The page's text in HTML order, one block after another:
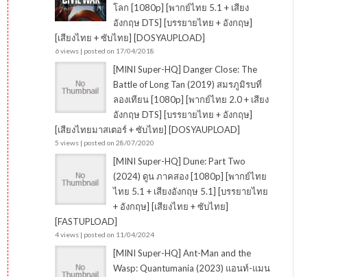
โลก [1080p] [พากย์ไทย 5.1 + เสียง
อังกฤษ DTS] [บรรยายไทย + อังกฤษ]
[เสียงไทย + ซับไทย] [DOSYAUPLOAD]
6 views| posted on 17/04/2018
[MINI Super-HQ] Danger Close: The
Battle of Long Tan (2019) สมรภูมิรบที่
ลองเทียน [1080p] [พากย์ไทย 2.0 + เสียง
อังกฤษ DTS] [บรรยายไทย + อังกฤษ]
[เสียงไทยมาสเตอร์ + ซับไทย] [DOSYAUPLOAD]
5 views| posted on 28/07/2020
[MINI Super-HQ] Dune: Part Two
(2024) ดูน ภาคสอง [1080p] [พากย์ไทย
ไทย 5.1 + เสียงอังกฤษ 5.1] [บรรยายไทย
+ อังกฤษ] [เสียงไทย + ซับไทย]
[FASTUPLOAD]
4 views| posted on 11/04/2024
[MINI Super-HQ] Ant-Man and the
Wasp: Quantumania (2023) แอนท์-แมน